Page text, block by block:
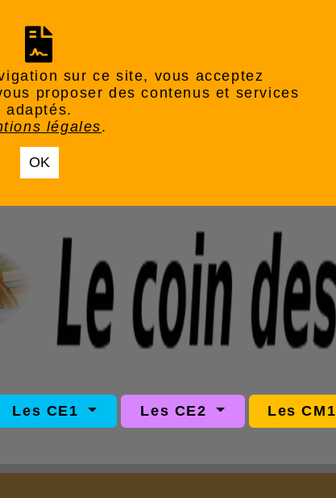
sur ce site, vous acceptez
proposer des contenus et services
adaptés.
légales.
OK
Les CE1 Les CE2 Les CM1